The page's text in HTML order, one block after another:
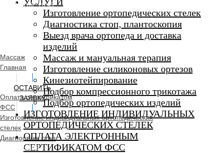
Пн-Вс 9:00 - 20:45
салон
Изготовление ортопедических стелек
Диагностика стоп, плантоскопия
Выезд врача ортопеда и доставка
изделий
Массаж и мануальная терапия
Изготовление силиконовых ортезов
Кинезиотейпирование
Подбор компрессионного трикотажа
Подбор ортопедических изделий
ИЗГОТОВЛЕНИЕ ИНДИВИДУАЛЬНЫХ
ОРТОПЕДИЧЕСКИХ СТЕЛЕК
ОПЛАТА ЭЛЕКТРОННЫМ
СЕРТИФИКАТОМ ФСС
Массаж
Главная
ОСТАВИТЬ
ЗАЯВКУ
Оплата сертификатом
ФСС
Изготовление индивидуальных ортопедических
стелек
Диагностика стоп
Ортопедический